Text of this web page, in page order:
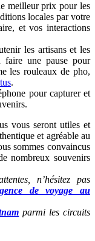
meilleur prix pour les
locales par votre
et vos interactions
les artisans et les
faire une pause pour
les rouleaux de pho,
.
pour capturer et
vous seront utiles et
et agréable au
sommes convaincus
nombreux souvenirs
n’hésitez pas
de voyage au
parmi les circuits